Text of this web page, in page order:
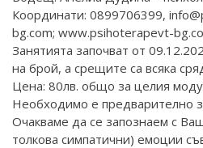
Координати: 0899706399,
bg.com; www.psihoterapevt-
Занятията започват от
на брой, а срещите са всяка
Цена: 80лв. общо за целия
Необходимо е предварително
Очакваме да се запознаем с
толкова симпатични) емоции